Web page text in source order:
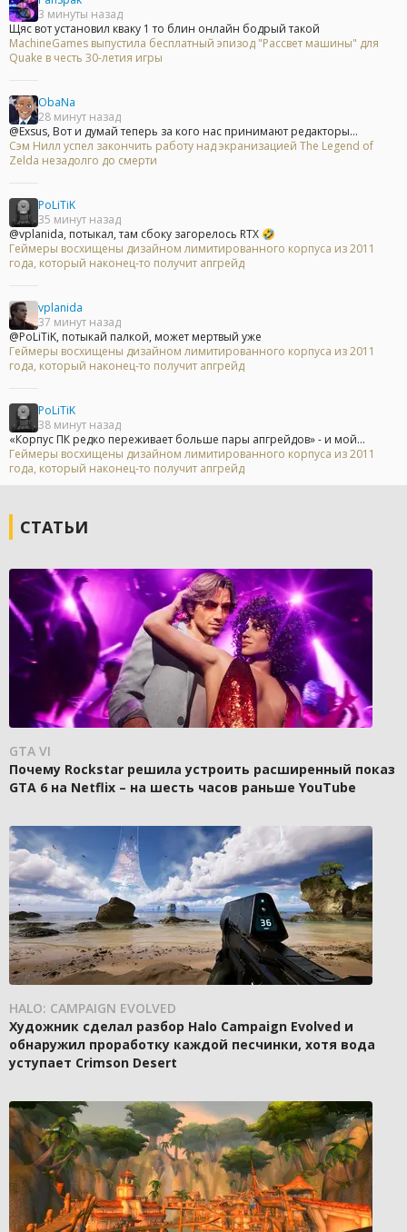
3 минуты назад
Щяс вот установил кваку 1 то блин онлайн бодрый такой
MachineGames выпустила бесплатный эпизод "Рассвет машины" для
Quake в честь 30-летия игры
ObaNa
28 минут назад
@Exsus, Вот и думай теперь за кого нас принимают редакторы...
Сэм Нилл успел закончить работу над экранизацией The Legend of
Zelda незадолго до смерти
PoLiTiK
35 минут назад
@vplanida, потыкал, там сбоку загорелось RTX 🤣
Геймеры восхищены дизайном лимитированного корпуса из 2011
года, который наконец-то получит апгрейд
vplanida
37 минут назад
@PoLiTiK, потыкай палкой, может мертвый уже
Геймеры восхищены дизайном лимитированного корпуса из 2011
года, который наконец-то получит апгрейд
PoLiTiK
38 минут назад
«Корпус ПК редко переживает больше пары апгрейдов» - и мой...
Геймеры восхищены дизайном лимитированного корпуса из 2011
года, который наконец-то получит апгрейд
СТАТЬИ
GTA VI
Почему Rockstar решила устроить расширенный показ
GTA 6 на Netflix – на шесть часов раньше YouTube
HALO: CAMPAIGN EVOLVED
Художник сделал разбор Halo Campaign Evolved и
обнаружил проработку каждой песчинки, хотя вода
уступает Crimson Desert